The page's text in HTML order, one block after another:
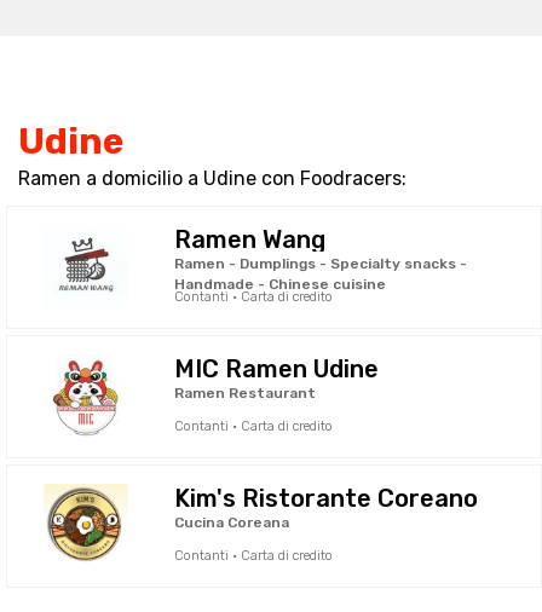
Udine
Ramen a domicilio a Udine con Foodracers:
Ramen Wang
Ramen - Dumplings - Specialty snacks -
Handmade - Chinese cuisine
Contanti · Carta di credito
MIC Ramen Udine
Ramen Restaurant
Contanti · Carta di credito
Kim's Ristorante Coreano
Cucina Coreana
Contanti · Carta di credito